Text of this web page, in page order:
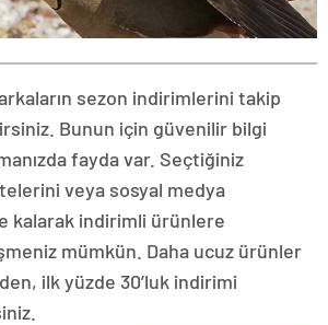
sezon indirimlerini takip
Bunun için güvenilir bilgi
fayda var. Seçtiğiniz
veya sosyal medya
kalarak indirimli ürünlere
mümkün. Daha ucuz ürünler
ilk yüzde 30’luk indirimi